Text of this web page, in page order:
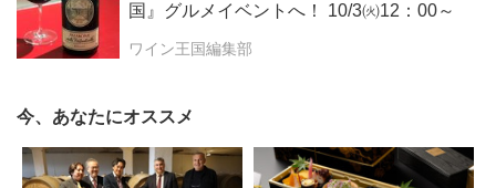
国』グルメイベントへ！ 10/3㈫12：00～
ワイン王国編集部
今、あなたにオススメ